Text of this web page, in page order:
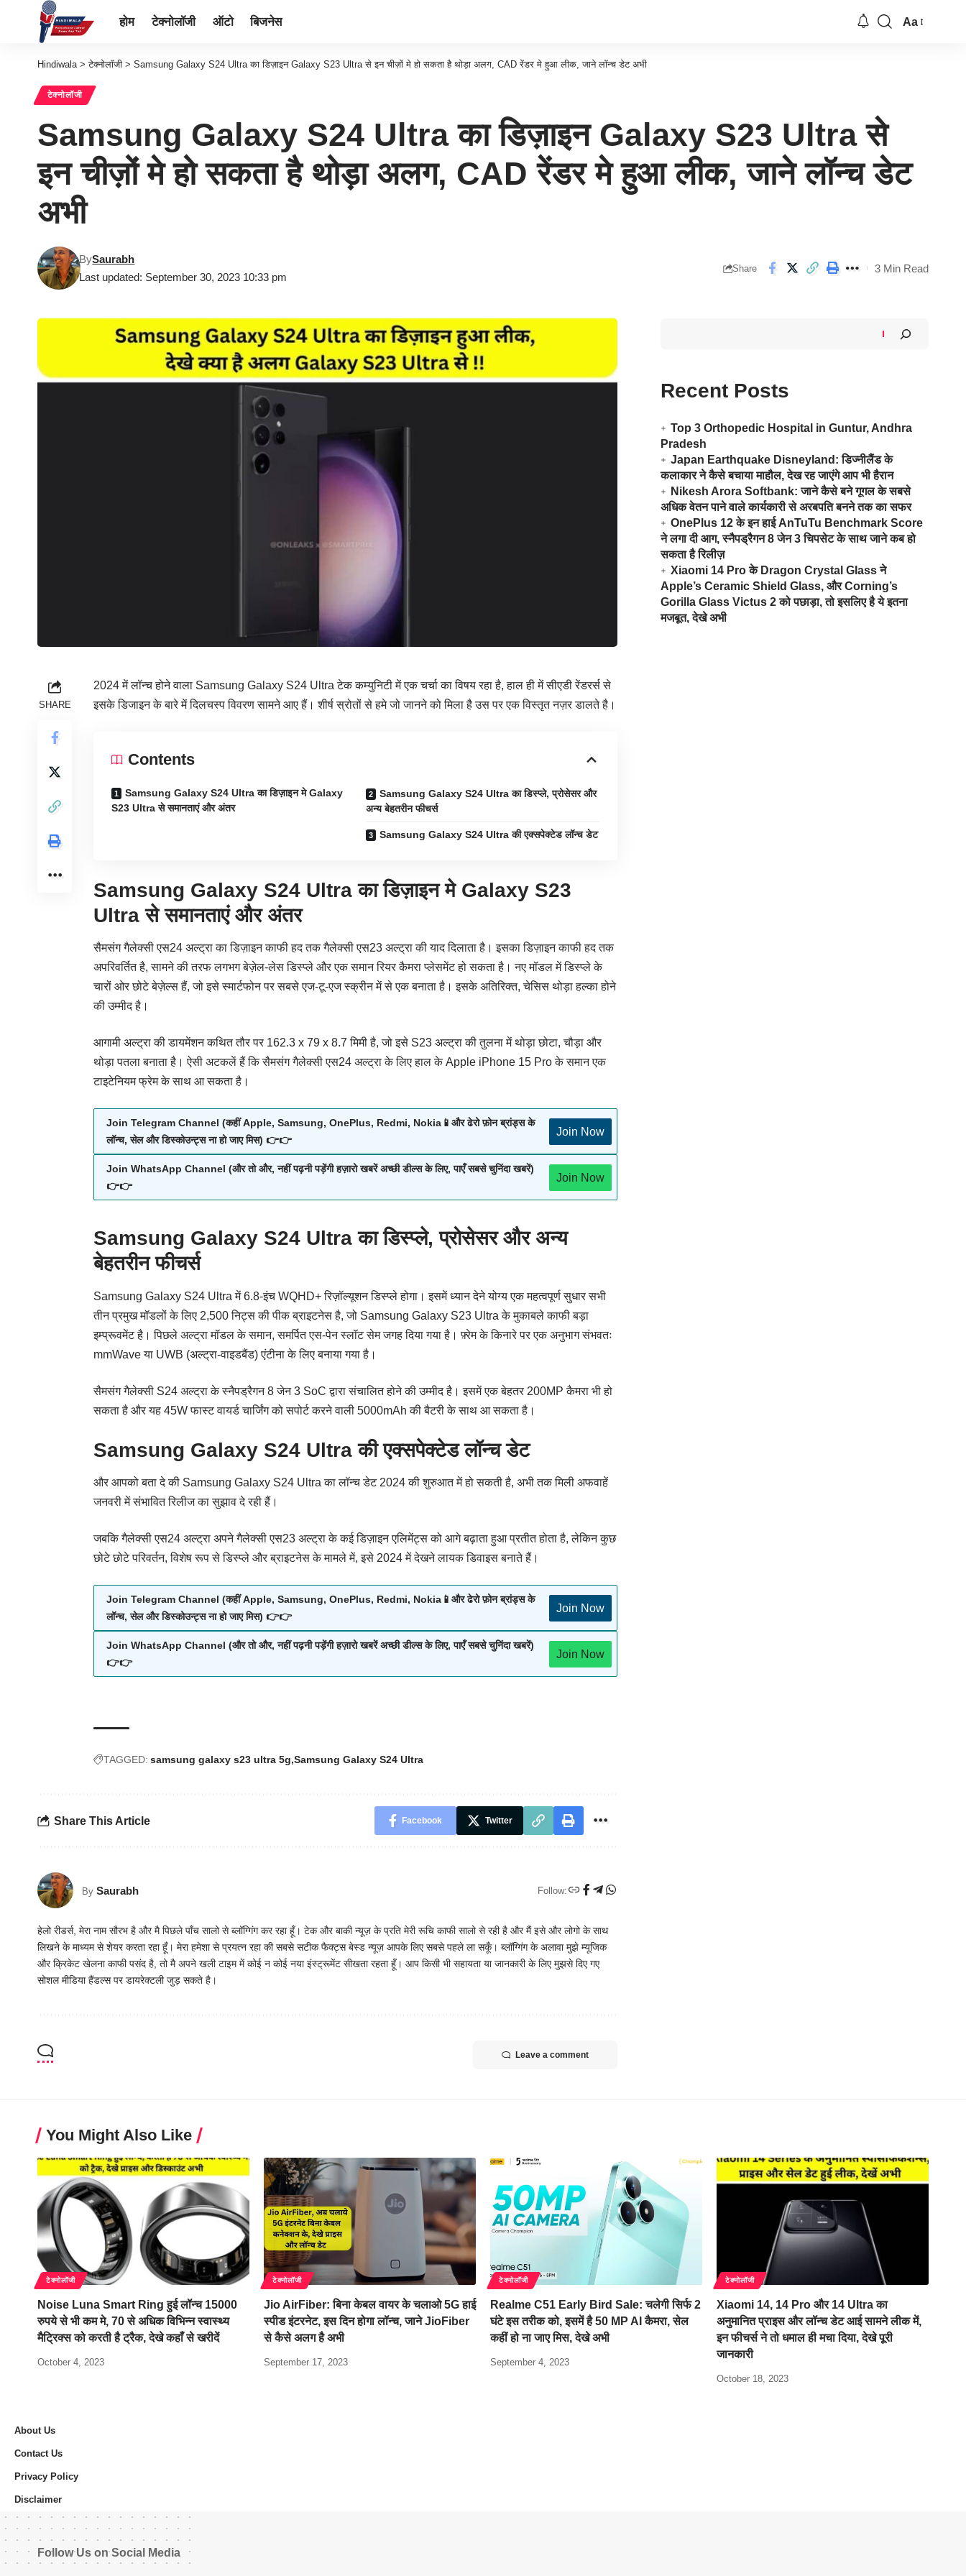
होम टेक्नोलॉजी ऑटो बिजनेस Aa
Hindiwala>टेक्नोलॉजी > Samsung Galaxy S24 Ultra का डिज़ाइन Galaxy S23 Ultra से इन चीज़ों मे हो सकता है थोड़ा अलग, CAD रेंडर मे हुआ लीक, जाने लॉन्च डेट अभी
टेक्नोलॉजी
Samsung Galaxy S24 Ultra का डिज़ाइन Galaxy S23 Ultra से
इन चीज़ों मे हो सकता है थोड़ा अलग, CAD रेंडर मे हुआ लीक, जाने लॉन्च डेट
अभी
Last updated: September 30, 2023 10:33 pm
BySaurabh
Share 3 Min Read
SHARE
2024 में लॉन्च होने वाला Samsung Galaxy S24 Ultra टेक कम्युनिटी में एक चर्चा का विषय रहा है, हाल ही में सीएडी रेंडरर्स से
इसके डिजाइन के बारे में दिलचस्प विवरण सामने आए हैं। शीर्ष स्रोतों से हमे जो जानने को मिला है उस पर एक विस्तृत नज़र डालते है।
Contents
Samsung Galaxy S24 Ultra का डिज़ाइन मे Galaxy
S23 Ultra से समानताएं और अंतर
Samsung Galaxy S24 Ultra का डिस्प्ले, प्रोसेसर और
अन्य बेहतरीन फीचर्स
Samsung Galaxy S24 Ultra की एक्सपेक्टेड लॉन्च डेट
Samsung Galaxy S24 Ultra काडिज़ाइन मे Galaxy S23
Ultra से समानताएं और अंतर
सैमसंग गैलेक्सी एस24 अल्ट्रा का डिज़ाइन काफी हद तक गैलेक्सी एस23 अल्ट्रा की याद दिलाता है। इसका डिज़ाइन काफी हद तक
अपरिवर्तित है, सामने की तरफ लगभग बेज़ेल-लेस डिस्प्ले और एक समान रियर कैमरा प्लेसमेंट हो सकता है। नए मॉडल में डिस्प्ले के
चारों ओर छोटे बेज़ेल्स हैं, जो इसे स्मार्टफोन पर सबसे एज-टू-एज स्क्रीन में से एक बनाता है। इसके अतिरिक्त, चेसिस थोड़ा हल्का होने
की उम्मीद है।
आगामी अल्ट्रा की डायमेंशन कथित तौर पर 162.3 x 79 x 8.7 मिमी है, जो इसे S23 अल्ट्रा की तुलना में थोड़ा छोटा, चौड़ा और
थोड़ा पतला बनाता है। ऐसी अटकलें हैं कि सैमसंग गैलेक्सी एस24 अल्ट्रा के लिए हाल के Apple iPhone 15 Pro के समान एक
टाइटेनियम फ्रेम के साथ आ सकता है।
Join Telegram Channel (कहीं Apple, Samsung, OnePlus, Redmi, Nokia📱और ढेरो फ़ोन ब्रांड्स के
लॉन्च, सेल और डिस्कोउन्ट्स ना हो जाए मिस) 👉👉
Join Now
Join WhatsApp Channel (और तो और, नहीं पढ़नी पड़ेंगी हज़ारो खबरें अच्छी डील्स के लिए, पाएँ सबसे चुनिंदा खबरें)
👉👉
Join Now
Samsung Galaxy S24 Ultra का डिस्प्ले, प्रोसेसर और अन्य
बेहतरीन फीचर्स
Samsung Galaxy S24 Ultra में 6.8-इंच WQHD+ रिज़ॉल्यूशन डिस्प्ले होगा। इसमें ध्यान देने योग्य एक महत्वपूर्ण सुधार सभी
तीन प्रमुख मॉडलों के लिए 2,500 निट्स की पीक ब्राइटनेस है, जो Samsung Galaxy S23 Ultra के मुकाबले काफी बड़ा
इम्प्रूवमेंट है। पिछले अल्ट्रा मॉडल के समान, समर्पित एस-पेन स्लॉट सेम जगह दिया गया है। फ़्रेम के किनारे पर एक अनुभाग संभवतः
mmWave या UWB (अल्ट्रा-वाइडबैंड) एंटीना के लिए बनाया गया है।
सैमसंग गैलेक्सी S24 अल्ट्रा के स्नैपड्रैगन 8 जेन 3 SoC द्वारा संचालित होने की उम्मीद है। इसमें एक बेहतर 200MP कैमरा भी हो
सकता है और यह 45W फास्ट वायर्ड चार्जिंग को सपोर्ट करने वाली 5000mAh की बैटरी के साथ आ सकता है।
Samsung Galaxy S24 Ultra की एक्सपेक्टेड लॉन्च डेट
और आपको बता दे की Samsung Galaxy S24 Ultra का लॉन्च डेट 2024 की शुरुआत में हो सकती है, अभी तक मिली अफवाहें
जनवरी में संभावित रिलीज का सुझाव दे रही हैं।
जबकि गैलेक्सी एस24 अल्ट्रा अपने गैलेक्सी एस23 अल्ट्रा के कई डिज़ाइन एलिमेंट्स को आगे बढ़ाता हुआ प्रतीत होता है, लेकिन कुछ
छोटे छोटे परिवर्तन, विशेष रूप से डिस्प्ले और ब्राइटनेस के मामले में, इसे 2024 में देखने लायक डिवाइस बनाते हैं।
Join Telegram Channel (कहीं Apple, Samsung, OnePlus, Redmi, Nokia📱और ढेरो फ़ोन ब्रांड्स के
लॉन्च, सेल और डिस्कोउन्ट्स ना हो जाए मिस) 👉👉
Join Now
Join WhatsApp Channel (और तो और, नहीं पढ़नी पड़ेंगी हज़ारो खबरें अच्छी डील्स के लिए, पाएँ सबसे चुनिंदा खबरें)
👉👉
Join Now
TAGGED: samsung galaxy s23 ultra 5g Samsung Galaxy S24 Ultra
Share This Article Facebook Twitter
By Saurabh Follow:
हेलो रीडर्स, मेरा नाम सौरभ है और मै पिछले पाँच सालो से ब्लॉग्गिंग कर रहा हूँ। टेक और बाकी न्यूज़ के प्रति मेरी रूचि काफी सालो से रही है और मैं इसे और लोगो के साथ
लिखने के माध्यम से शेयर करता रहा हूँ। मेरा हमेशा से प्रयत्न रहा की सबसे सटीक फैक्ट्स बेस्ड न्यूज़ आपके लिए सबसे पहले ला सकूँ। ब्लॉग्गिंग के अलावा मुझे म्यूजिक
और क्रिकेट खेलना काफी पसंद है, तो मै अपने खली टाइम में कोई न कोई नया इंस्ट्रूमेंट सीखता रहता हूँ। आप किसी भी सहायता या जानकारी के लिए मुझसे दिए गए
सोशल मीडिया हैंडल्स पर डायरेक्टली जुड़ सकते है।
Leave a comment
Recent Posts
Top 3 Orthopedic Hospital in Guntur, Andhra
Pradesh
Japan Earthquake Disneyland: डिज्नीलैंड के
कलाकार ने कैसे बचाया माहौल, देख रह जाएंगे आप भी हैरान
Nikesh Arora Softbank: जाने कैसे बने गूगल के सबसे
अधिक वेतन पाने वाले कार्यकारी से अरबपति बनने तक का सफर
OnePlus 12 के इन हाई AnTuTu Benchmark Score
ने लगा दी आग, स्नैपड्रैगन 8 जेन 3 चिपसेट के साथ जाने कब हो
सकता है रिलीज़
Xiaomi 14 Pro के Dragon Crystal Glass ने
Apple’s Ceramic Shield Glass, और Corning’s
Gorilla Glass Victus 2 को पछाड़ा, तो इसलिए है ये इतना
मजबूत, देखे अभी
You Might Also Like
टेक्नोलॉजी
Noise Luna Smart Ring हुई लॉन्च 15000
रुपये से भी कम मे, 70 से अधिक विभिन्न स्वास्थ्य
मैट्रिक्स को करती है ट्रैक, देखे कहाँ से खरीदें
October 4, 2023
टेक्नोलॉजी
Jio AirFiber: बिना केबल वायर के चलाओ 5G हाई
स्पीड इंटरनेट, इस दिन होगा लॉन्च, जाने JioFiber
से कैसे अलग है अभी
September 17, 2023
टेक्नोलॉजी
Realme C51 Early Bird Sale: चलेगी सिर्फ 2
घंटे इस तरीक को, इसमें है 50 MP AI कैमरा, सेल
कहीं हो ना जाए मिस, देखे अभी
September 4, 2023
टेक्नोलॉजी
Xiaomi 14, 14 Pro और 14 Ultra का
अनुमानित प्राइस और लॉन्च डेट आई सामने लीक में,
इन फीचर्स ने तो धमाल ही मचा दिया, देखे पूरी
जानकारी
October 18, 2023
About Us
Contact Us
Privacy Policy
Disclaimer
Follow Us on Social Media